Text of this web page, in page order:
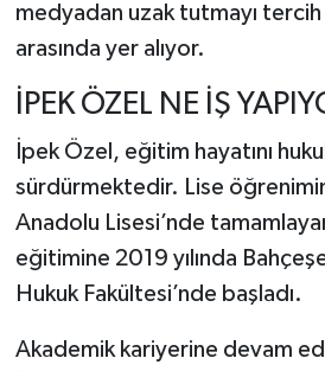
medyadan uzak tutmayı
arasında yer alıyor.
İPEK ÖZEL NE İŞ
İpek Özel, eğitim hayatını
sürdürmektedir. Lise
Anadolu Lisesi’nde
eğitimine 2019 yılında
Hukuk Fakültesi’nde başladı.
Akademik kariyerine devam